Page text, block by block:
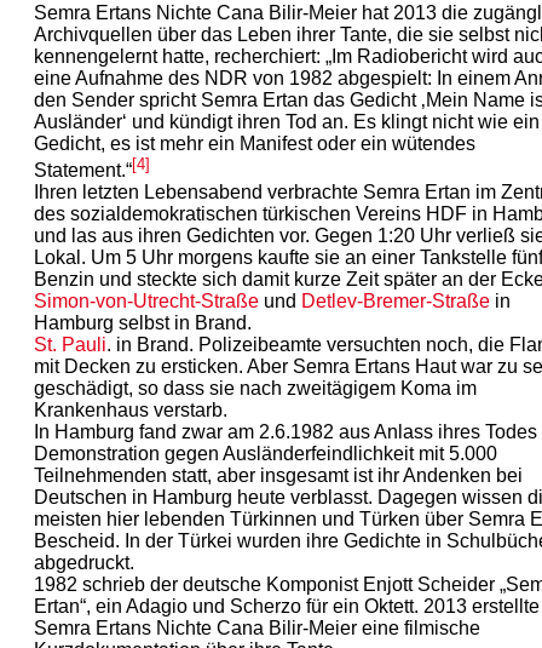
Semra Ertans Nichte Cana Bilir-Meier hat 2013 die
Archivquellen über das Leben ihrer Tante, die sie selbst
kennengelernt hatte, recherchiert: „Im Radiobericht wird
eine Aufnahme des NDR von 1982 abgespielt: In einem
den Sender spricht Semra Ertan das Gedicht ‚Mein Name
Ausländer‘ und kündigt ihren Tod an. Es klingt nicht wie ein
Gedicht, es ist mehr ein Manifest oder ein wütendes
Statement.“[4]
Ihren letzten Lebensabend verbrachte Semra Ertan im
des sozialdemokratischen türkischen Vereins HDF in
und las aus ihren Gedichten vor. Gegen 1:20 Uhr verließ
Lokal. Um 5 Uhr morgens kaufte sie an einer Tankstelle
Benzin und steckte sich damit kurze Zeit später an der
Simon-von-Utrecht-Straße und Detlev-Bremer-Straße in
Hamburg selbst in Brand.
St. Pauli. in Brand. Polizeibeamte versuchten noch, die
mit Decken zu ersticken. Aber Semra Ertans Haut war zu
geschädigt, so dass sie nach zweitägigem Koma im
Krankenhaus verstarb.
In Hamburg fand zwar am 2.6.1982 aus Anlass ihres
Demonstration gegen Ausländerfeindlichkeit mit 5.000
Teilnehmenden statt, aber insgesamt ist ihr Andenken bei
Deutschen in Hamburg heute verblasst. Dagegen wissen
meisten hier lebenden Türkinnen und Türken über Semra
Bescheid. In der Türkei wurden ihre Gedichte in
abgedruckt.
1982 schrieb der deutsche Komponist Enjott Scheider
Ertan“, ein Adagio und Scherzo für ein Oktett. 2013 erstellte
Semra Ertans Nichte Cana Bilir-Meier eine filmische